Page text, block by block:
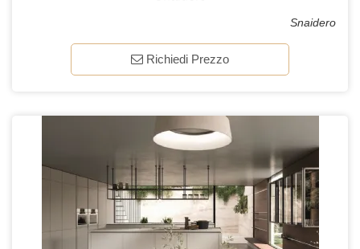
Snaidero
Richiedi Prezzo